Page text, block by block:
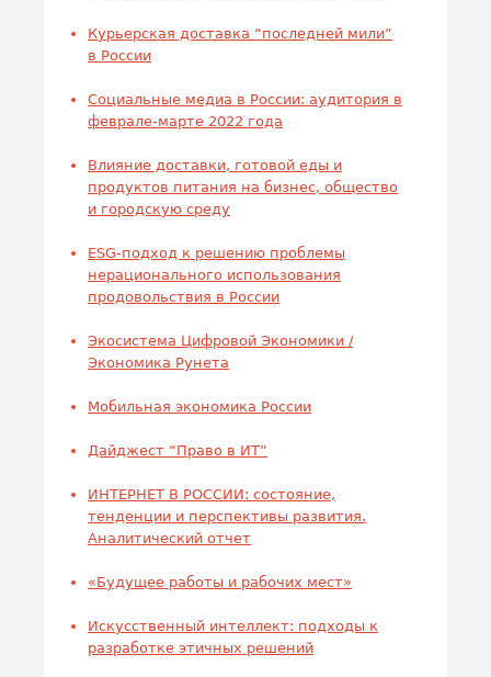
Курьерская доставка “последней мили”
в России
Социальные медиа в России: аудитория в
феврале-марте 2022 года
Влияние доставки, готовой еды и
продуктов питания на бизнес, общество
и городскую среду
ESG-подход к решению проблемы
нерационального использования
продовольствия в России
Экосистема Цифровой Экономики /
Экономика Рунета
Мобильная экономика России
Дайджест “Право в ИТ”
ИНТЕРНЕТ В РОССИИ: состояние,
тенденции и перспективы развития.
Аналитический отчет
«Будущее работы и рабочих мест»
Искусственный интеллект: подходы к
разработке этичных решений